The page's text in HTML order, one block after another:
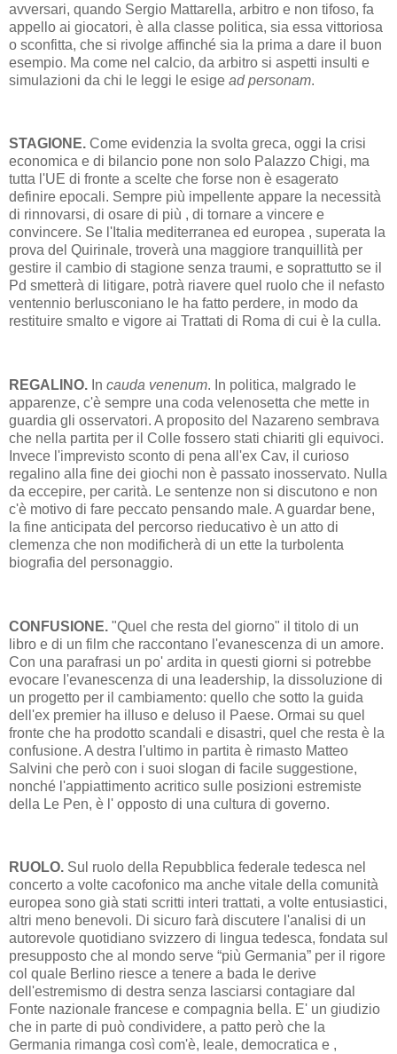
avversari, quando Sergio Mattarella, arbitro e non tifoso, fa
appello ai giocatori, è alla classe politica, sia essa vittoriosa
o sconfitta, che si rivolge affinché sia la prima a dare il buon
esempio. Ma come nel calcio, da arbitro si aspetti insulti e
simulazioni da chi le leggi le esige ad personam.
STAGIONE. Come evidenzia la svolta greca, oggi la crisi
economica e di bilancio pone non solo Palazzo Chigi, ma
tutta l'UE di fronte a scelte che forse non è esagerato
definire epocali. Sempre più impellente appare la necessità
di rinnovarsi, di osare di più , di tornare a vincere e
convincere. Se l'Italia mediterranea ed europea , superata la
prova del Quirinale, troverà una maggiore tranquillità per
gestire il cambio di stagione senza traumi, e soprattutto se il
Pd smetterà di litigare, potrà riavere quel ruolo che il nefasto
ventennio berlusconiano le ha fatto perdere, in modo da
restituire smalto e vigore ai Trattati di Roma di cui è la culla.
REGALINO. In cauda venenum. In politica, malgrado le
apparenze, c'è sempre una coda velenosetta che mette in
guardia gli osservatori. A proposito del Nazareno sembrava
che nella partita per il Colle fossero stati chiariti gli equivoci.
Invece l'imprevisto sconto di pena all'ex Cav, il curioso
regalino alla fine dei giochi non è passato inosservato. Nulla
da eccepire, per carità. Le sentenze non si discutono e non
c'è motivo di fare peccato pensando male. A guardar bene,
la fine anticipata del percorso rieducativo è un atto di
clemenza che non modificherà di un ette la turbolenta
biografia del personaggio.
CONFUSIONE. "Quel che resta del giorno" il titolo di un
libro e di un film che raccontano l'evanescenza di un amore.
Con una parafrasi un po' ardita in questi giorni si potrebbe
evocare l'evanescenza di una leadership, la dissoluzione di
un progetto per il cambiamento: quello che sotto la guida
dell'ex premier ha illuso e deluso il Paese. Ormai su quel
fronte che ha prodotto scandali e disastri, quel che resta è la
confusione. A destra l'ultimo in partita è rimasto Matteo
Salvini che però con i suoi slogan di facile suggestione,
nonché l'appiattimento acritico sulle posizioni estremiste
della Le Pen, è l' opposto di una cultura di governo.
RUOLO. Sul ruolo della Repubblica federale tedesca nel
concerto a volte cacofonico ma anche vitale della comunità
europea sono già stati scritti interi trattati, a volte entusiastici,
altri meno benevoli. Di sicuro farà discutere l'analisi di un
autorevole quotidiano svizzero di lingua tedesca, fondata sul
presupposto che al mondo serve “più Germania” per il rigore
col quale Berlino riesce a tenere a bada le derive
dell'estremismo di destra senza lasciarsi contagiare dal
Fonte nazionale francese e compagnia bella. E' un giudizio
che in parte di può condividere, a patto però che la
Germania rimanga così com'è, leale, democratica e ,